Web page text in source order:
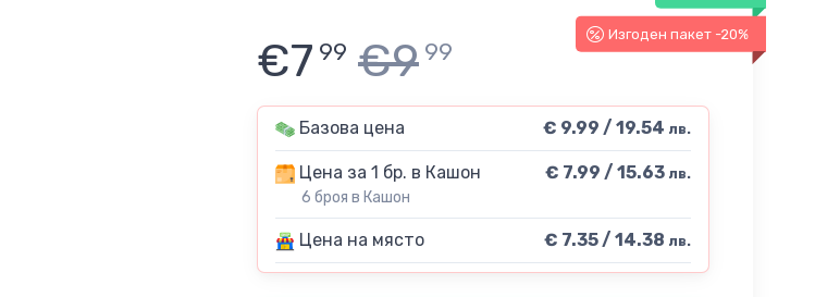
Изгоден пакет -20%
€7 99 €9 99
Базова цена € 9.99 / 19.54 лв.
Цена за 1 бр. в Кашон
6 броя в Кашон
€ 7.99 / 15.63 лв.
Цена на място € 7.35 / 14.38 лв.